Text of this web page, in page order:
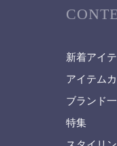
新着アイ
アイテム
ブランド
特集